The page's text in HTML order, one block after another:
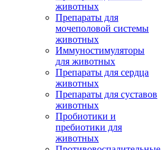
животных
Препараты для
мочеполовой системы
животных
Иммуностимуляторы
для животных
Препараты для сердца
животных
Препараты для суставов
животных
Пробиотики и
пребиотики для
животных